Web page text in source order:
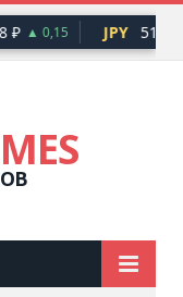
▲ 0,15 JPY 51,82 ₽